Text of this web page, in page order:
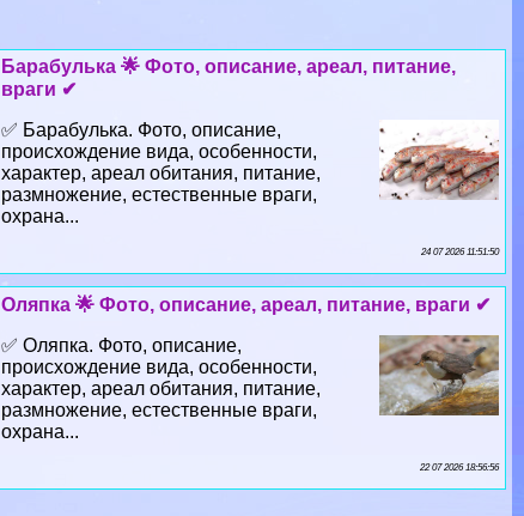
Баpaбулька 🌟 Фото, описание, ареал, питание,
враги ✔
✅ Баpaбулька. Фото, описание,
происхождение вида, особенности,
хаpaктер, ареал обитания, питание,
размножение, естественные враги,
охрана...
24 07 2026 11:51:50
Оляпка 🌟 Фото, описание, ареал, питание, враги ✔
✅ Оляпка. Фото, описание,
происхождение вида, особенности,
хаpaктер, ареал обитания, питание,
размножение, естественные враги,
охрана...
22 07 2026 18:56:56